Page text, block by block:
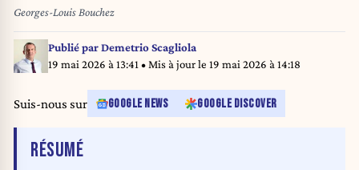
Georges-Louis Bouchez
Publié parDemetrio Scagliola
19 mai 2026 à 13:41 • Mis à jour le 19 mai 2026 à 14:18
Suis-nous sur GOOGLE NEWS GOOGLE DISCOVER
RÉSUMÉDE L'ARTICLE